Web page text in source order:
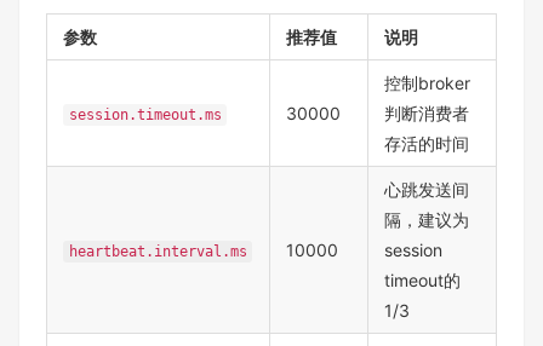
参数 推荐值 说明
session.timeout.ms 30000
控制broker
判断消费者
存活的时间
heartbeat.interval.ms 10000
心跳发送间
隔，建议为
session
timeout的
1/3